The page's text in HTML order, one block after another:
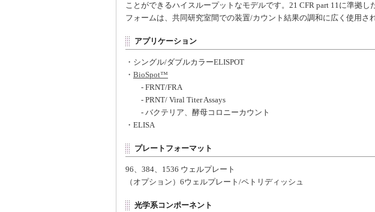
ことができるハイスループットなモデルです。21 CFR part 11に準拠
フォームは、共同研究室間での装置/カウント結果の調和に広く使用さ
アプリケーション
・シングル/ダブルカラーELISPOT
・ BioSpot™
- FRNT/FRA
- PRNT/ Viral Titer Assays
- バクテリア、酵母コロニーカウント
・ELISA
プレートフォーマット
96、384、1536 ウェルプレート
（オプション）6ウェルプレート/ペトリディッシュ
光学系コンポーネント